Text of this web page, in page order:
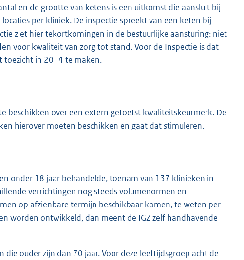
en de grootte van ketens is een uitkomst die aansluit bij
per kliniek. De inspectie spreekt van een keten bij
ziet hier tekortkomingen in de bestuurlijke aansturing: niet
voor kwaliteit van zorg tot stand. Voor de Inspectie is dat
toezicht in 2014 te maken.
beschikken over een extern getoetst kwaliteitskeurmerk. De
hierover moeten beschikken en gaat dat stimuleren.
onder 18 jaar behandelde, toenam van 137 klinieken in
verrichtingen nog steeds volumenormen en
op afzienbare termijn beschikbaar komen, te weten per
worden ontwikkeld, dan meent de IGZ zelf handhavende
ouder zijn dan 70 jaar. Voor deze leeftijdsgroep acht de